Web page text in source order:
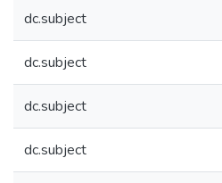
dc.subject
dc.subject
dc.subject
dc.subject